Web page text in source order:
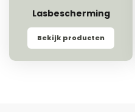
Lasbescherming
Bekijk producten